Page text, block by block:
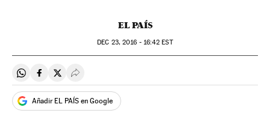
EL PAÍS
DEC 23, 2016 - 16:42 EST
Compartir en Whatsapp
Compartir en Facebook
Compartir en Twitter
Desplegar Redes Sociales
Añadir EL PAÍS en Google